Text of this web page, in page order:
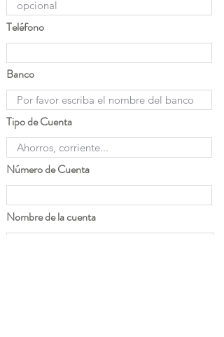
Teléfono
Banco
Tipo de Cuenta
Número de Cuenta
Nombre de la cuenta